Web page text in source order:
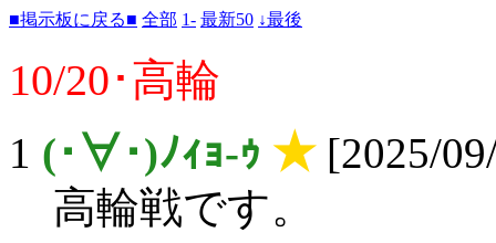
■掲示板に戻る■ 全部 1- 最新50 ↓最後
10/20･高輪
1 (･∀･)ﾉｨｮ-ｩ ★[2025/
高輪戦です。